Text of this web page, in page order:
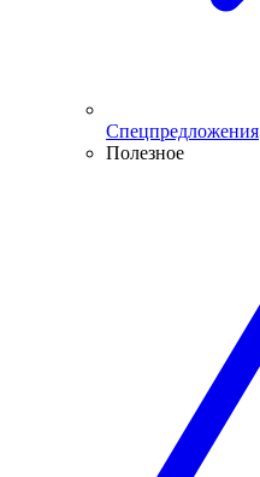
Спецпредложения
Полезное